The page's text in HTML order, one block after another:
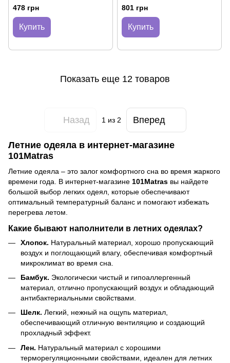
полиэфирном волокне
110х140
478 грн
Купить
110х140
801 грн
Купить
Показать еще 12 товаров
Назад 1из 2 Вперед
Летние одеяла в интернет-магазине
101Matras
Летние одеяла – это залог комфортного сна во время жаркого
времени года. В интернет-магазине 101Matras вы найдете
большой выбор легких одеял, которые обеспечивают
оптимальный температурный баланс и помогают избежать
перегрева летом.
Какие бывают наполнители в летних одеялах?
Хлопок. Натуральный материал, хорошо пропускающий
воздух и поглощающий влагу, обеспечивая комфортный
микроклимат во время сна.
Бамбук. Экологически чистый и гипоаллергенный
материал, отлично пропускающий воздух и обладающий
антибактериальными свойствами.
Шелк. Легкий, нежный на ощупь материал,
обеспечивающий отличную вентиляцию и создающий
прохладный эффект.
Лен. Натуральный материал с хорошими
терморегуляционными свойствами, идеален для летних